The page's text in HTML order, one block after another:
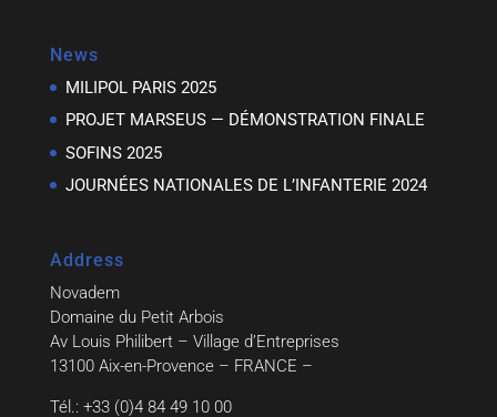
News
MILIPOL PARIS 2025
PROJET MARSEUS — DÉMONSTRATION FINALE
SOFINS 2025
JOURNÉES NATIONALES DE L’INFANTERIE 2024
Address
Novadem
Domaine du Petit Arbois
Av Louis Philibert – Village d’Entreprises
13100 Aix-en-Provence – FRANCE –
Tél.: +33 (0)4 84 49 10 00